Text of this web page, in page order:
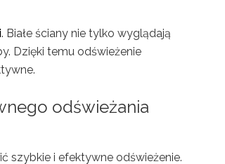
. Białe ściany nie tylko wyglądają
Dzięki temu odświeżenie
odświeżania
szybkie i efektywne odświeżenie.